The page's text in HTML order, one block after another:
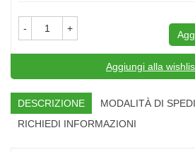
- +
Aggiungi alla
DESCRIZIONE
MODALITÀ DI
RICHIEDI INFORMAZIONI